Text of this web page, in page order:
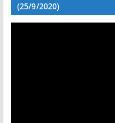
(25/9/2020)